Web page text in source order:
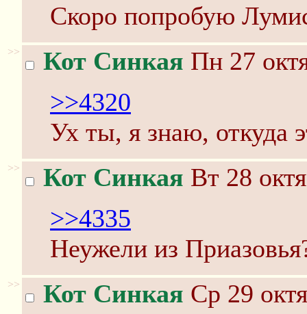
Скоро попробую
>> Кот Синкая Пн 27
>>4320
Ух ты, я знаю, откуда
>> Кот Синкая Вт 28
>>4335
Неужели из
>> Кот Синкая Ср 29